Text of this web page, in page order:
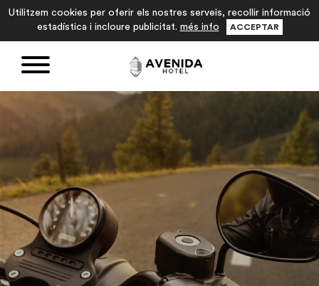
Utilitzem cookies per oferir els nostres serveis, recollir informació
estadística i incloure publicitat. més info ACCEPTAR